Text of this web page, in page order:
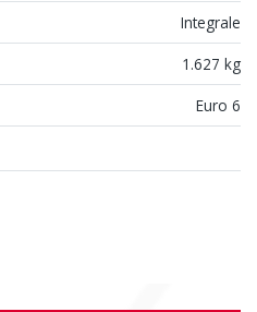
Integrale
1.627 kg
Euro 6